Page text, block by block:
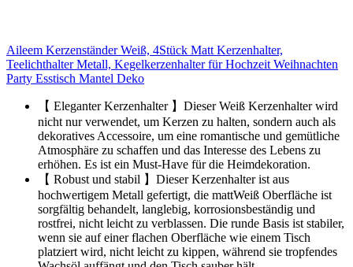
Aileem Kerzenständer Weiß, 4Stück Matt Kerzenhalter,
Teelichthalter Metall, Kegelkerzenhalter für Hochzeit Weihnachten
Party Esstisch Mantel Deko
【 Eleganter Kerzenhalter 】Dieser Weiß Kerzenhalter wird
nicht nur verwendet, um Kerzen zu halten, sondern auch als
dekoratives Accessoire, um eine romantische und gemütliche
Atmosphäre zu schaffen und das Interesse des Lebens zu
erhöhen. Es ist ein Must-Have für die Heimdekoration.
【 Robust und stabil 】Dieser Kerzenhalter ist aus
hochwertigem Metall gefertigt, die mattWeiß Oberfläche ist
sorgfältig behandelt, langlebig, korrosionsbeständig und
rostfrei, nicht leicht zu verblassen. Die runde Basis ist stabiler,
wenn sie auf einer flachen Oberfläche wie einem Tisch
platziert wird, nicht leicht zu kippen, während sie tropfendes